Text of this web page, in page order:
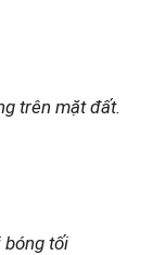
trên mặt đất.
bóng tối